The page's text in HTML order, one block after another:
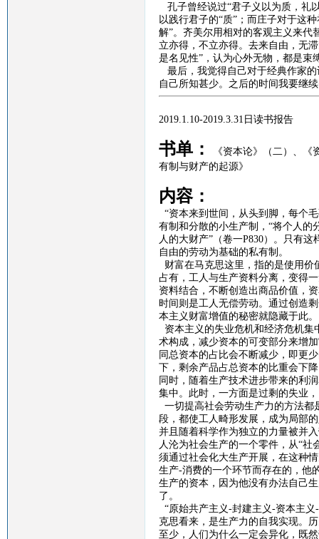
孔子曾经说过“君子义以为质，礼
以践行君子的“质”；而庄子对于这
解”。齐美尔用相对的客观主义来代
立亦得，不立亦得。去来自由，无
是名见性”，认为心外无物，都是束
最后，我觉得自己对于经典作家
自己所知甚少。之后的时间我要继
2019.1.10-2019.3.31 日读书报告
书单： 《资本论》（二）、
《
有制与财产的起源》
内容：
“资本来到世间，从头到脚，每个
有制和分散的小生产制，“将个人的
人的大财产”（卷一P830）。只有这
自由的劳动为基础的私有制。
财富在马克思这里，指的是使用价
占有，工人与生产资料分离，变得
资料结合，不断创造出商品价值，
时间则是工人无偿劳动。通过创造
本主义财富增值的秘密就隐藏于此。
资本主义的失业危机和经济危机集
术构成，减少资本的可变部分来增
同总资本的占比会不断减少，即更
下，剩余产品占总资本的比重会下
同时，随着生产技术进步带来的利
集中。此时，一方面是过剩的失业
一切提高社会劳动生产力的方法都
段，都使工人畸形发展，成为局部
并且随着科学作为独立的力量被并
人沦为社会生产的一个零件，从“
须通过社会化大生产开展，在这种
生产-消费的一个环节而存在的，他
生产的资本，因为他没有办法自己
了。
“原始共产主义-封建主义-资本主义-
克思看来，是生产力的自我实现。
至少，人们为什么一定会异化，既